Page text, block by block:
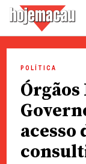
content
POLÍTICA
acesso